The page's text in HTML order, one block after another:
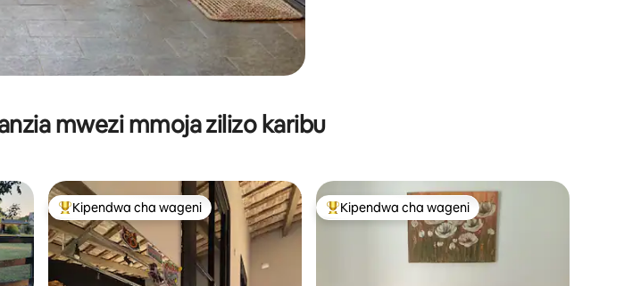
mwezi mmoja zilizo karibu
Kipendwa maarufu cha wageni
Kipendwa cha wageni Kipendwa maarufu cha wageni
Kipendwa cha wageni